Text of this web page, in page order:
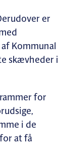
er
Kommunal
skævheder i
for
i de
at få